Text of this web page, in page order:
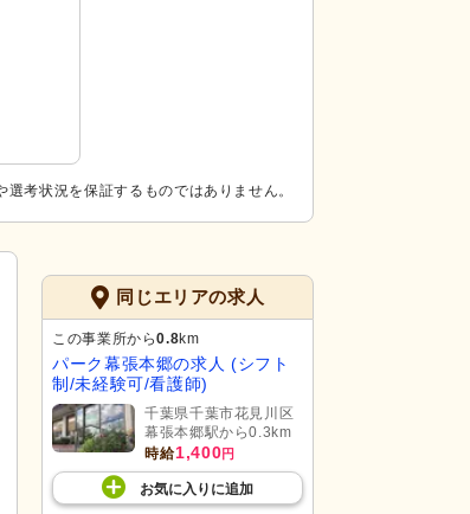
考状況を保証するものではありません。
同じエリアの求人
この事業所から0.8km
パーク幕張本郷の求人 (シフト
制/未経験可/看護師)
千葉県千葉市花見川区
幕張本郷駅から0.3km
時給1,400円
お気に入り に追加